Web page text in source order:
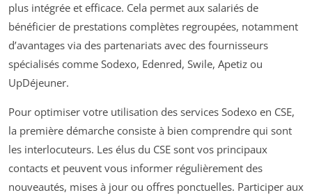
plus intégrée et efficace. Cela permet aux salariés de
bénéficier de prestations complètes regroupées, notamment
d’avantages via des partenariats avec des fournisseurs
spécialisés comme Sodexo, Edenred, Swile, Apetiz ou
UpDéjeuner.
Pour optimiser votre utilisation des services Sodexo en CSE,
la première démarche consiste à bien comprendre qui sont
les interlocuteurs. Les élus du CSE sont vos principaux
contacts et peuvent vous informer régulièrement des
nouveautés, mises à jour ou offres ponctuelles. Participer aux